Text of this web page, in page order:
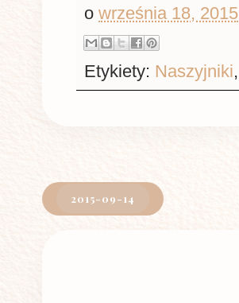
o września 18, 2015
Etykiety: Naszyjniki,
2015-09-14